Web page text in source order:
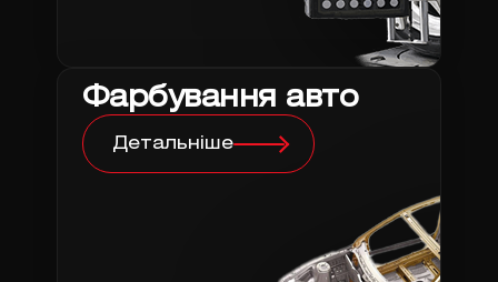
Фарбування авто
Детальніше